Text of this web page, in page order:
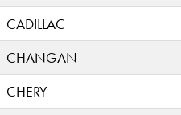
CADILLAC
CHANGAN
CHERY